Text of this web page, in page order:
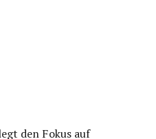
den Fokus auf